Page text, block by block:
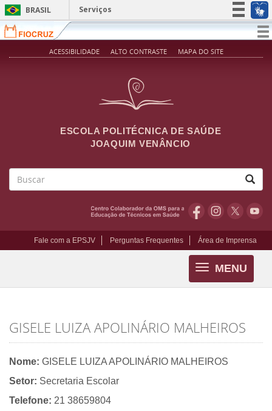
Pular para o conteúdo principal
BRASIL
Serviços
Simplifique!
Participe
ACESSIBILIDADE ALTO CONTRASTE MAPA DO SITE
ESCOLA POLITÉCNICA DE SAÚDE
JOAQUIM VENÂNCIO
Fale com a EPSJV Perguntas Frequentes Área de Imprensa
MENU
Toggle
navigation
GISELE LUIZA APOLINÁRIO MALHEIROS
Nome: GISELE LUIZA APOLINÁRIO MALHEIROS
Setor: Secretaria Escolar
Telefone: 21 38659804